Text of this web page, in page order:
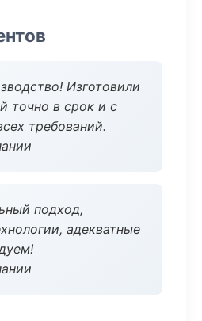
Изготовили
точно в срок и с
требований.
подход,
адекватные